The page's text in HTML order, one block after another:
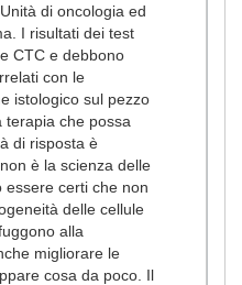
di oncologia ed
I risultati dei test
CTC e debbono
con le
istologico sul pezzo
terapia che possa
di risposta è
è la scienza delle
essere certi che non
delle cellule
alla
migliorare le
cosa da poco. Il